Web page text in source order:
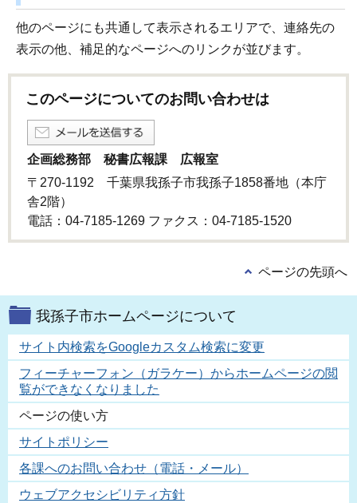
他のページにも共通して表示されるエリアで、連絡先の
表示の他、補足的なページへのリンクが並びます。
このページについてのお問い合わせは
企画総務部 秘書広報課 広報室
〒270-1192 千葉県我孫子市我孫子1858番地（本庁
舎2階）
電話：04-7185-1269 ファクス：04-7185-1520
ページの先頭へ
我孫子市ホームページについて
サイト内検索をGoogleカスタム検索に変更
フィーチャーフォン（ガラケー）からホームページの閲
覧ができなくなりました
ページの使い方
サイトポリシー
各課へのお問い合わせ（電話・メール）
ウェブアクセシビリティ方針